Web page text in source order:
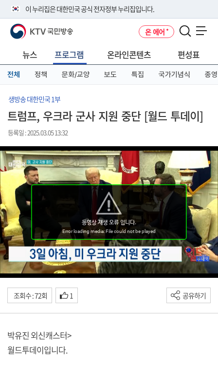
이 누리집은 대한민국 공식 전자정부 누리집입니다.
공식 누리집 주소 확인하기
니다.
이밖에 or.kr 또는 .kr등 다른 도메인 주소를 사용하고 있다면 아래 URL에
서 도메인 주소를 확인해 보세요
KTV 국민방송 온 에어
뉴스 프로그램 온라인콘텐츠 편성표
전체 정책 문화/교양 보도 특집 국가기념식 종영
생방송 대한민국 1부
트럼프, 우크라 군사 지원 중단 [월드 투데이]
등록일 : 2025.03.05 13:32
조회수 : 72회 1 공유하기
박유진 외신캐스터>
월드투데이입니다.